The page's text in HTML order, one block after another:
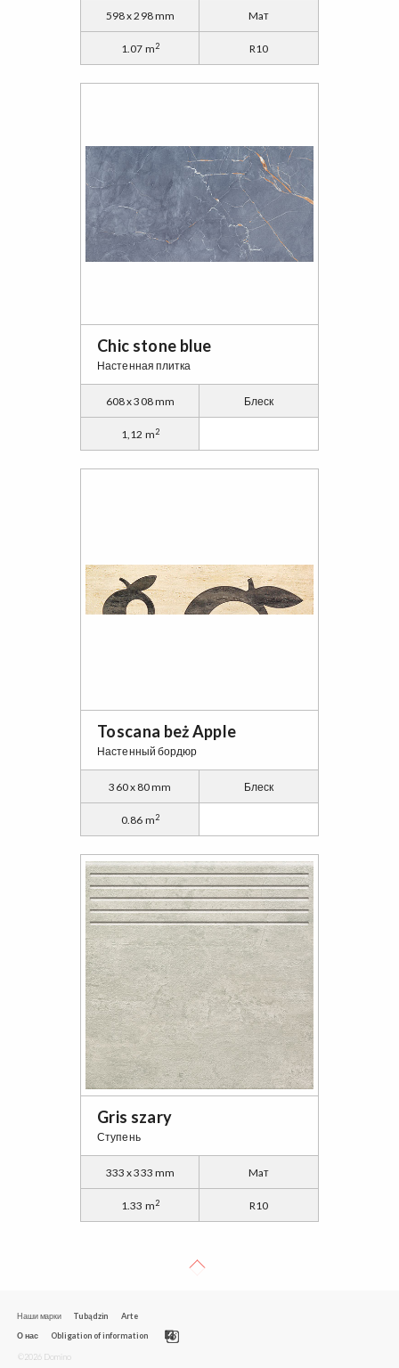
598 x 298 mm Maт
1.07 m2 R10
Chic stone blue
Настенная плитка
608 x 308 mm Блеск
1,12 m2
Toscana beż Apple
Настенный бордюр
360 x 80 mm Блеск
0.86 m2
Gris szary
Ступень
333 x 333 mm Maт
1.33 m2 R10
Наши марки Tubądzin
Arte
О нас
Obligation of information
©2026 Domino